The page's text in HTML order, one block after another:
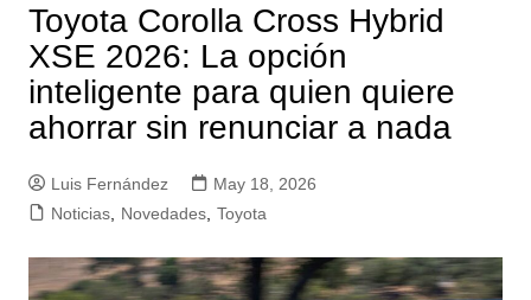
Toyota Corolla Cross Hybrid
XSE 2026: La opción
inteligente para quien quiere
ahorrar sin renunciar a nada
Luis Fernández
May 18, 2026
Noticias, Novedades, Toyota